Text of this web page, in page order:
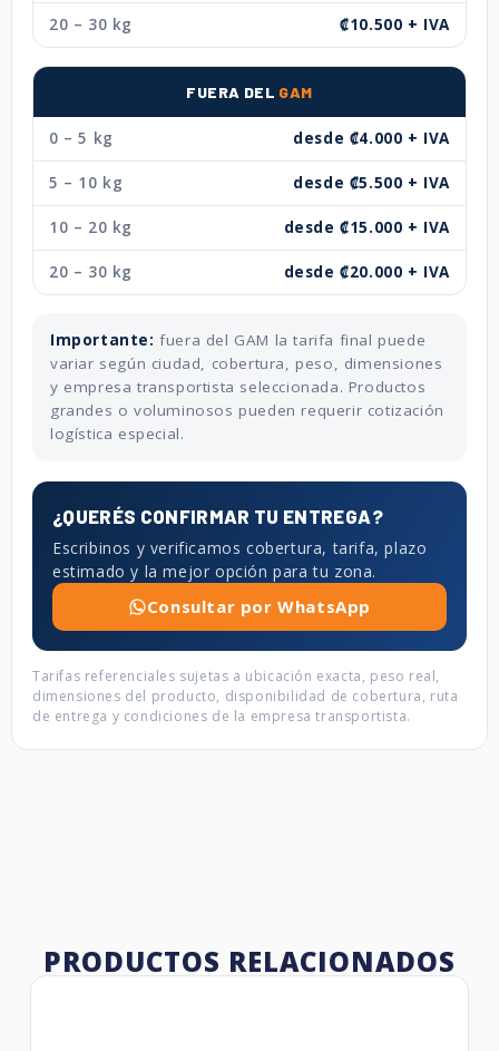
20 – 30 kg ₡10.500 + IVA
FUERA DEL GAM
0 – 5 kg desde ₡4.000 + IVA
5 – 10 kg desde ₡5.500 + IVA
10 – 20 kg desde ₡15.000 + IVA
20 – 30 kg desde ₡20.000 + IVA
Importante: fuera del GAM la tarifa final puede
variar según ciudad, cobertura, peso, dimensiones
y empresa transportista seleccionada. Productos
grandes o voluminosos pueden requerir cotización
logística especial.
¿QUERÉS CONFIRMAR TU ENTREGA?
Escribinos y verificamos cobertura, tarifa, plazo
estimado y la mejor opción para tu zona.
Consultar por WhatsApp
Tarifas referenciales sujetas a ubicación exacta, peso real,
dimensiones del producto, disponibilidad de cobertura, ruta
de entrega y condiciones de la empresa transportista.
PRODUCTOS RELACIONADOS